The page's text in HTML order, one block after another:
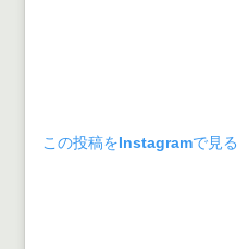
この投稿をInstagramで見る